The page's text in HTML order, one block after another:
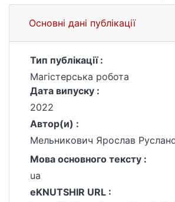
Основні дані публікації
Тип публікації :
Магістерська робота
Дата випуску :
2022
Автор(и) :
Мельникович Ярослав
Мова основного тексту :
ua
eKNUTSHIR URL :